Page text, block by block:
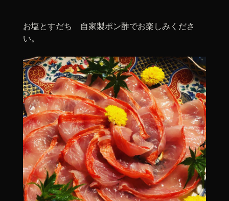
お塩とすだち 自家製ポン酢でお楽しみくださ
い。